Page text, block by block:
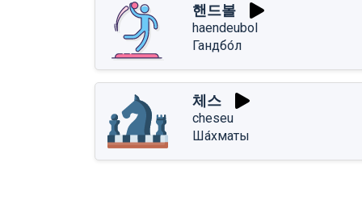
핸드볼
haendeubol
Гандбо́л
체스
cheseu
Ша́хматы